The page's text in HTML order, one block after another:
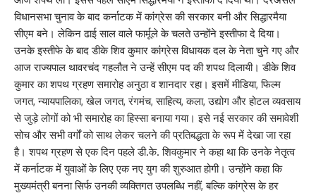
विधानसभा चुनाव के बाद कर्नाटक में कांग्रेस की सरकार बनी और सिद्धारमैया
सीएम बने। लेकिन ढाई साल वाले फार्मूले के चलते उन्होंने इस्तीफा दे दिया।
उनके इस्तीफे के बाद डीके शिव कुमार कांंग्रेस विधायक दल के नेता चुने गए और
आज राज्यपाल थावरचंद गहलौत ने उन्हें सीएम पद की शपथ दिलायी। डीके शिव
कुमार का शपथ ग्रहण समारोह अनुठा व शानदार रहा। इसमें मीडिया, फिल्म
जगत, न्यायपालिका, खेल जगत, रंगमंच, साहित्य, कला, उद्योग और होटल व्यवसाय
से जुड़े लोगों को भी समारोह का हिस्सा बनाया गया। इसे नई सरकार की समावेशी
सोच और सभी वर्गों को साथ लेकर चलने की प्रतिबद्धता के रूप में देखा जा रहा
है। शपथ ग्रहण से एक दिन पहले डी.के. शिवकुमार ने कहा था कि उनके नेतृत्व
में कर्नाटक में युवाओं के लिए एक नए युग की शुरुआत होगी। उन्होंने कहा कि
मुख्यमंत्री बनना सिर्फ उनकी व्यक्तिगत उपलब्धि नहीं, बल्कि कांग्रेस के हर